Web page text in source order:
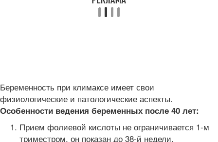
Беременность при климаксе имеет свои
физиологические и патологические аспекты.
Особенности ведения беременных после 40 лет:
Прием фолиевой кислоты не ограничивается 1-м
триместром, он показан до 38-й недели.